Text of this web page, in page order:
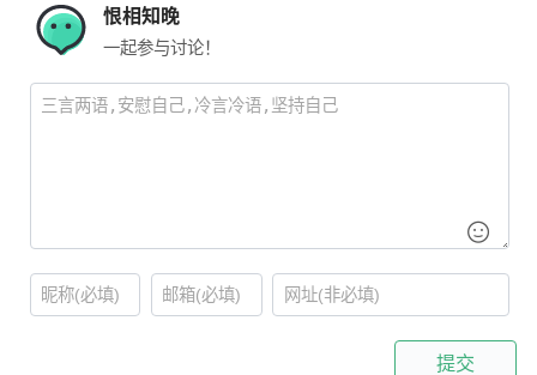
恨相知晚
一起参与讨论！
提交